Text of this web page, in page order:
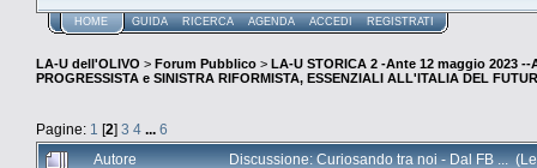
HOME GUIDA RICERCA AGENDA ACCEDI REGISTRATI
LA-U dell'OLIVO > Forum Pubblico > LA-U STORICA 2 -Ante 12 maggio 2023 --
PROGRESSISTA e SINISTRA RIFORMISTA, ESSENZIALI ALL'ITALIA DEL
Pagine: 1 [2] 3 4 ... 6
Autore
Discussione: Curiosando tra noi - Dal FB ...